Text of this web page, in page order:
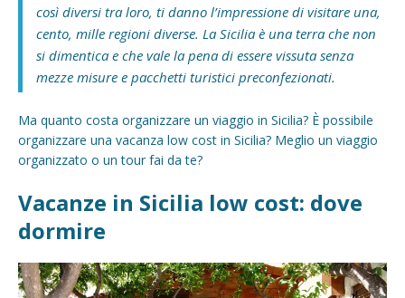
così diversi tra loro, ti danno l’impressione di visitare una,
cento, mille regioni diverse. La Sicilia è una terra che non
si dimentica e che vale la pena di essere vissuta senza
mezze misure e pacchetti turistici preconfezionati.
Ma quanto costa organizzare un viaggio in Sicilia? È possibile
organizzare una vacanza low cost in Sicilia? Meglio un viaggio
organizzato o un tour fai da te?
Vacanze in Sicilia low cost: dove
dormire